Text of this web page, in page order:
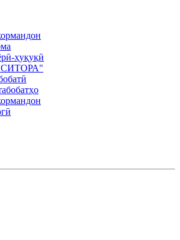
ҳуқуқӣ
"СИТОРА"